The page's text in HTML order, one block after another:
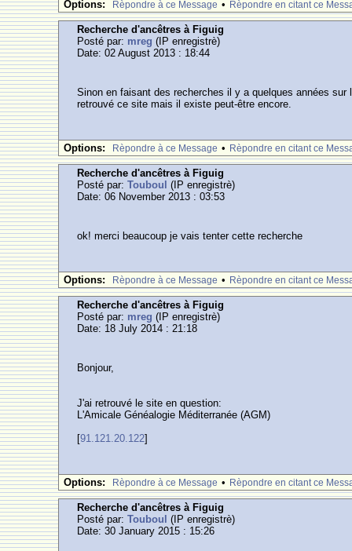
Options: Rèpondre à ce Message • Rèpondre en citant ce
Recherche d'ancêtres à Figuig
Posté par: mreg (IP enregistrè)
Date: 02 August 2013 : 18:44
Sinon en faisant des recherches il y a quelques années
retrouvé ce site mais il existe peut-être encore.
Options: Rèpondre à ce Message • Rèpondre en citant ce
Recherche d'ancêtres à Figuig
Posté par:Touboul (IP enregistrè)
Date: 06 November 2013 : 03:53
ok! merci beaucoup je vais tenter cette recherche
Options: Rèpondre à ce Message • Rèpondre en citant ce
Recherche d'ancêtres à Figuig
Posté par: mreg (IP enregistrè)
Date: 18 July 2014 : 21:18
Bonjour,
J'ai retrouvé le site en question:
L'Amicale Généalogie Méditerranée (AGM)
[91.121.20.122]
Options: Rèpondre à ce Message • Rèpondre en citant ce
Recherche d'ancêtres à Figuig
Posté par:Touboul (IP enregistrè)
Date: 30 January 2015 : 15:26